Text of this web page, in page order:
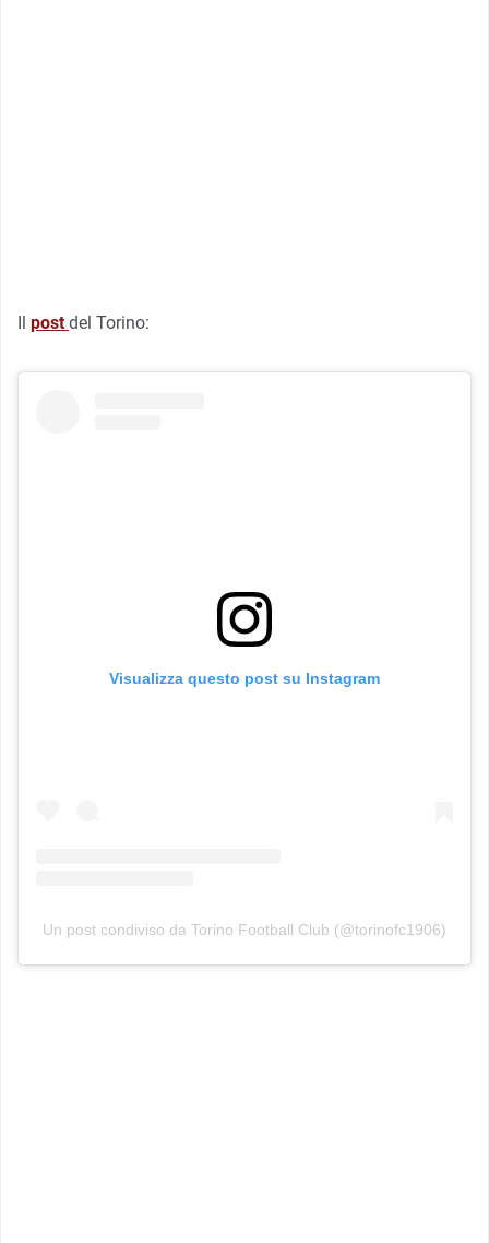
Il postdel Torino:
Visualizza questo post su Instagram
Un post condiviso da Torino Football Club (@torinofc1906)